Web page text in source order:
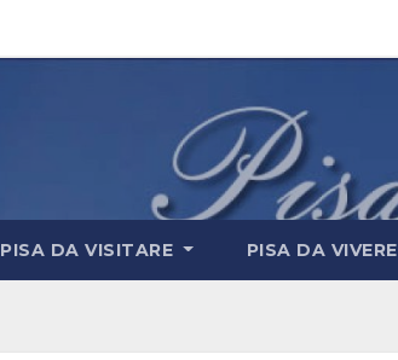
PISA DA VISITARE PISA DA VIVERE